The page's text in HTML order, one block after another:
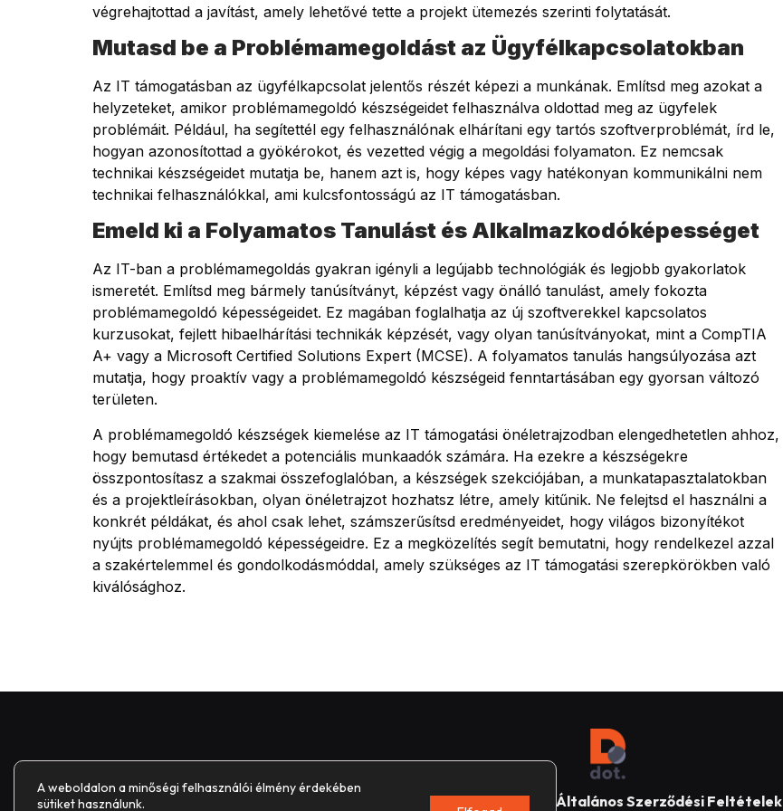
végrehajtottad a javítást, amely lehetővé tette a projekt ütemezés szerinti folytatását.
Mutasd be a Problémamegoldást az Ügyfélkapcsolatokban
Az IT támogatásban az ügyfélkapcsolat jelentős részét képezi a munkának. Említsd meg azokat a
helyzeteket, amikor problémamegoldó készségeidet felhasználva oldottad meg az ügyfelek
problémáit. Például, ha segítettél egy felhasználónak elhárítani egy tartós szoftverproblémát, írd le,
hogyan azonosítottad a gyökérokot, és vezetted végig a megoldási folyamaton. Ez nemcsak
technikai készségeidet mutatja be, hanem azt is, hogy képes vagy hatékonyan kommunikálni nem
technikai felhasználókkal, ami kulcsfontosságú az IT támogatásban.
Emeld ki a Folyamatos Tanulást és Alkalmazkodóképességet
Az IT-ban a problémamegoldás gyakran igényli a legújabb technológiák és legjobb gyakorlatok
ismeretét. Említsd meg bármely tanúsítványt, képzést vagy önálló tanulást, amely fokozta
problémamegoldó képességeidet. Ez magában foglalhatja az új szoftverekkel kapcsolatos
kurzusokat, fejlett hibaelhárítási technikák képzését, vagy olyan tanúsítványokat, mint a CompTIA
A+ vagy a Microsoft Certified Solutions Expert (MCSE). A folyamatos tanulás hangsúlyozása azt
mutatja, hogy proaktív vagy a problémamegoldó készségeid fenntartásában egy gyorsan változó
területen.
A problémamegoldó készségek kiemelése az IT támogatási önéletrajzodban elengedhetetlen ahhoz,
hogy bemutasd értékedet a potenciális munkaadók számára. Ha ezekre a készségekre
összpontosítasz a szakmai összefoglalóban, a készségek szekciójában, a munkatapasztalatokban
és a projektleírásokban, olyan önéletrajzot hozhatsz létre, amely kitűnik. Ne felejtsd el használni a
konkrét példákat, és ahol csak lehet, számszerűsítsd eredményeidet, hogy világos bizonyítékot
nyújts problémamegoldó képességeidre. Ez a megközelítés segít bemutatni, hogy rendelkezel azzal
a szakértelemmel és gondolkodásmóddal, amely szükséges az IT támogatási szerepkörökben való
kiválósághoz.
Impresszum Általános Szerződési Feltételek
A weboldalon a minőségi felhasználói élmény érdekében
sütiket használunk.